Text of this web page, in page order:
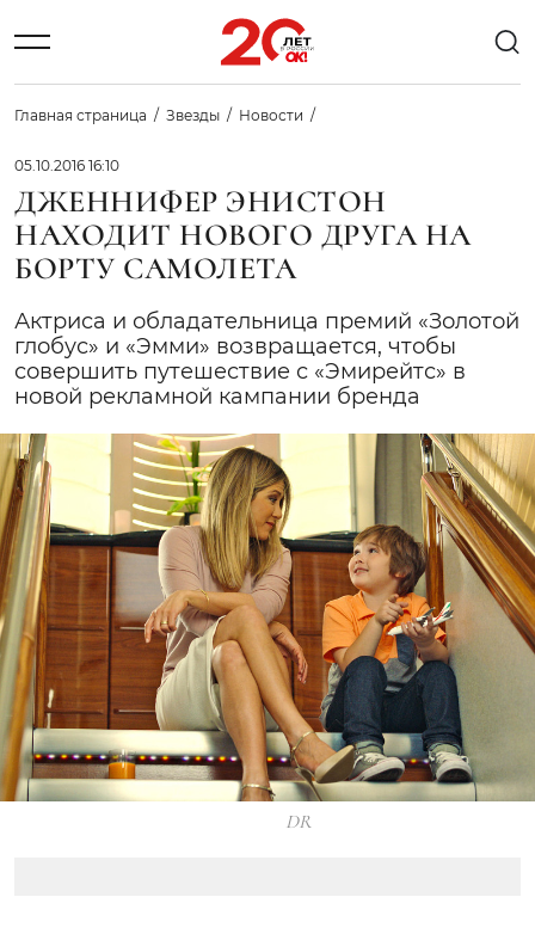
Главная страница Звезды Новости
05.10.2016 16:10
ДЖЕННИФЕР ЭНИСТОН
НАХОДИТ НОВОГО ДРУГА НА
БОРТУ САМОЛЕТА
Актриса и обладательница премий «Золотой
глобус» и «Эмми» возвращается, чтобы
совершить путешествие с «Эмирейтс» в
новой рекламной кампании бренда
DR